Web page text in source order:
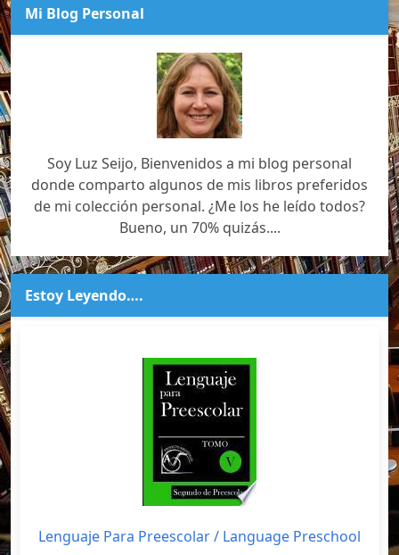
Mi Blog Personal
Soy Luz Seijo, Bienvenidos a mi blog personal
donde comparto algunos de mis libros preferidos
de mi colección personal. ¿Me los he leído todos?
Bueno, un 70% quizás....
Estoy Leyendo….
Lenguaje Para Preescolar / Language Preschool